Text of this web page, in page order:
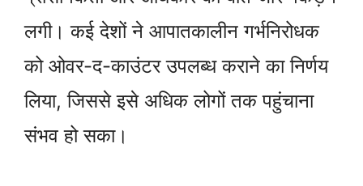
लगी। कई देशों ने आपातकालीन गर्भनिरोधक
को ओवर-द-काउंटर उपलब्ध कराने का निर्णय
लिया, जिससे इसे अधिक लोगों तक पहुंचाना
संभव हो सका।